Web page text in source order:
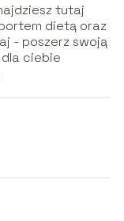
tutaj
dietą oraz
- poszerz swoją
ciebie